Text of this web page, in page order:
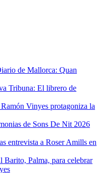
de Mallorca: Quan
Tribuna: El librero de
Vinyes protagoniza la
de Sons De Nit 2026
entrevista a Roser Amills en
Palma, para celebrar